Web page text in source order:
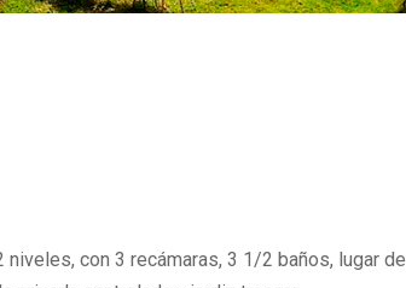
con 3 recámaras, 3 1/2 baños, lugar de